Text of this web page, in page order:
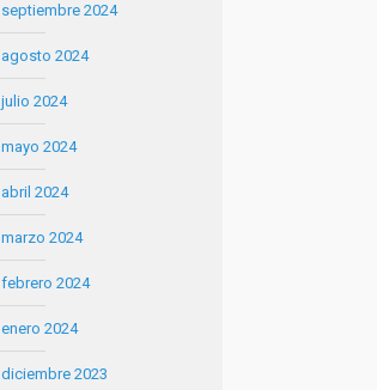
septiembre 2024
agosto 2024
julio 2024
mayo 2024
abril 2024
marzo 2024
febrero 2024
enero 2024
diciembre 2023